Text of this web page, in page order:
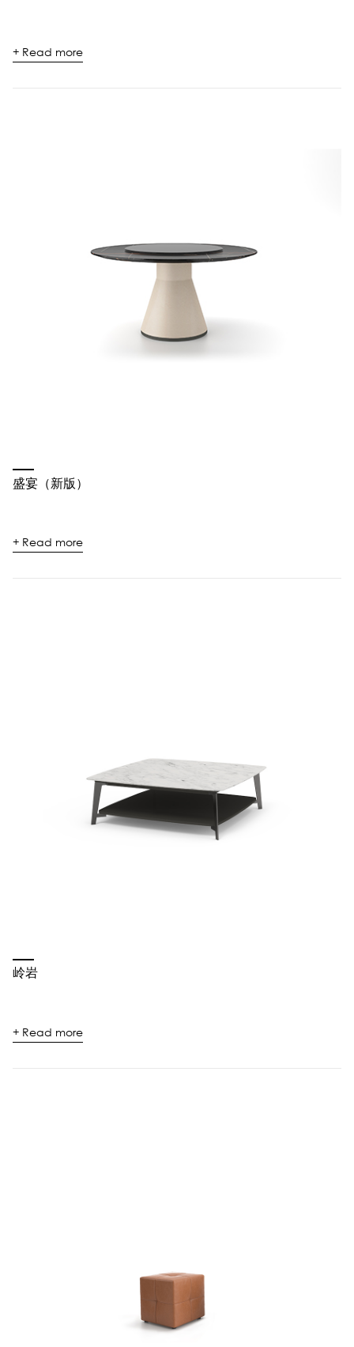
+ Read more
盛宴（新版）
+ Read more
岭岩
+ Read more